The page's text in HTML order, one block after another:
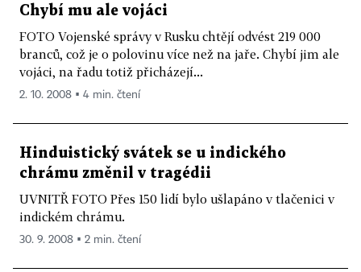
Chybí mu ale vojáci
FOTO Vojenské správy v Rusku chtějí odvést 219 000
branců, což je o polovinu více než na jaře. Chybí jim ale
vojáci, na řadu totiž přicházejí...
2. 10. 2008 ▪ 4 min. čtení
Hinduistický svátek se u indického
chrámu změnil v tragédii
UVNITŘ FOTO Přes 150 lidí bylo ušlapáno v tlačenici v
indickém chrámu.
30. 9. 2008 ▪ 2 min. čtení